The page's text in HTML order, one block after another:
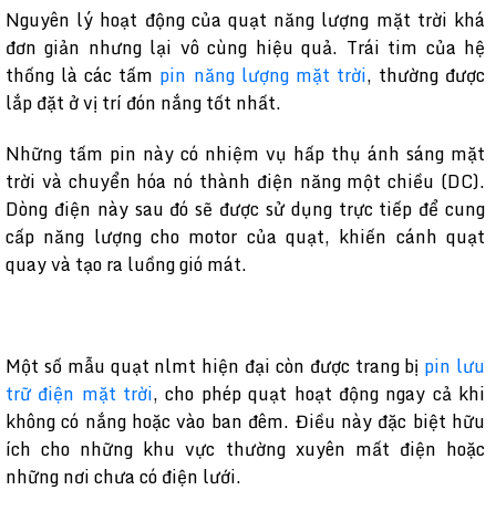
Nguyên lý hoạt động của quạt năng lượng mặt trời khá
đơn giản nhưng lại vô cùng hiệu quả. Trái tim của hệ
thống là các tấm pin năng lượng mặt trời, thường được
lắp đặt ở vị trí đón nắng tốt nhất.
Những tấm pin này có nhiệm vụ hấp thụ ánh sáng mặt
trời và chuyển hóa nó thành điện năng một chiều (DC).
Dòng điện này sau đó sẽ được sử dụng trực tiếp để cung
cấp năng lượng cho motor của quạt, khiến cánh quạt
quay và tạo ra luồng gió mát.
Một số mẫu quạt nlmt hiện đại còn được trang bị pin lưu
trữ điện mặt trời, cho phép quạt hoạt động ngay cả khi
không có nắng hoặc vào ban đêm. Điều này đặc biệt hữu
ích cho những khu vực thường xuyên mất điện hoặc
những nơi chưa có điện lưới.